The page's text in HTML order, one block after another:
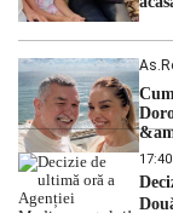
17:40